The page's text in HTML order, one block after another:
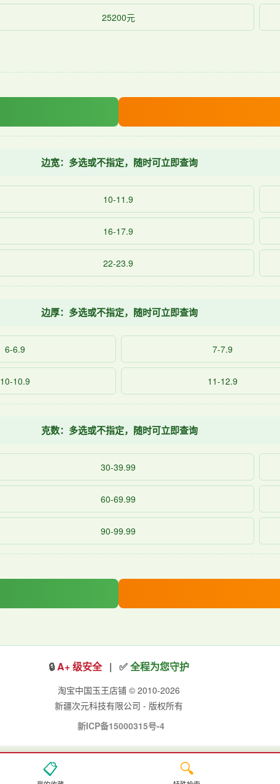
25200元
边宽：多选或不指定，随时可立即查询
10-11.9
16-17.9
22-23.9
边厚：多选或不指定，随时可立即查询
6-6.9 7-7.9
10-10.9 11-12.9
克数：多选或不指定，随时可立即查询
30-39.99
60-69.99
90-99.99
🔒A+ 级安全| ✅全程为您守护
淘宝中国玉王店铺 © 2010-2026
新疆次元科技有限公司 - 版权所有
新ICP备15000315号-4
📋 🔍